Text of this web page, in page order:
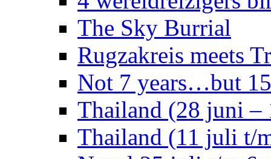
The Sky Burrial
Rugzakreis meets
Not 7 years…but
Thailand (28 juni
Thailand (11 juli t/